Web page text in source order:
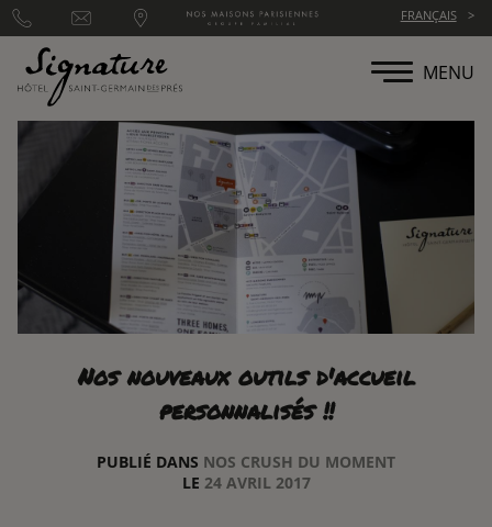
FRANÇAIS
MENU
Nos nouveaux outils d'accueil
personnalisés !!
PUBLIÉ DANS NOS CRUSH DU MOMENT
LE 24 AVRIL 2017
Panneau de gestion des cookies